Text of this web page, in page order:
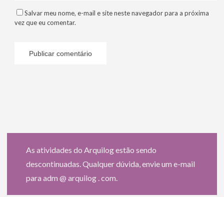
Salvar meu nome, e-mail e site neste navegador para a próxima
vez que eu comentar.
As atividades do Arquilog estão sendo
descontinuadas. Qualquer dúvida, envie um e-mail
para adm @ arquilog . com.